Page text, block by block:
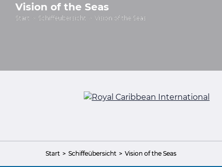
Vision of the Seas
Start Schiffeübersicht Vision of the Seas
Start Schiffeübersicht Vision of the Seas